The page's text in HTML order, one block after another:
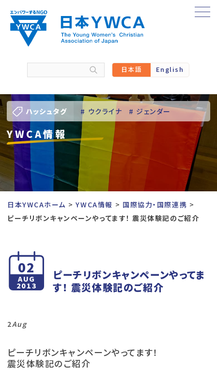
content
日本語 English
ハッシュタグ # ウクライナ # ジェンダー
# バーチャル訪問
# 人権 # 国際協力
# 地域YWCA
# 東日本大震災被災者支援
# 若い女性のリーダーシップ
YWCA情報
日本YWCAホーム YWCA情報
国際協力・国際連携
ピーチリボンキャンペーンやってます！ 震災体験記のご紹介
02
AUG
2013
ピーチリボンキャンペーンやってま
す！ 震災体験記のご紹介
2Aug
ピーチリボンキャンペーンやってます！
震災体験記のご紹介